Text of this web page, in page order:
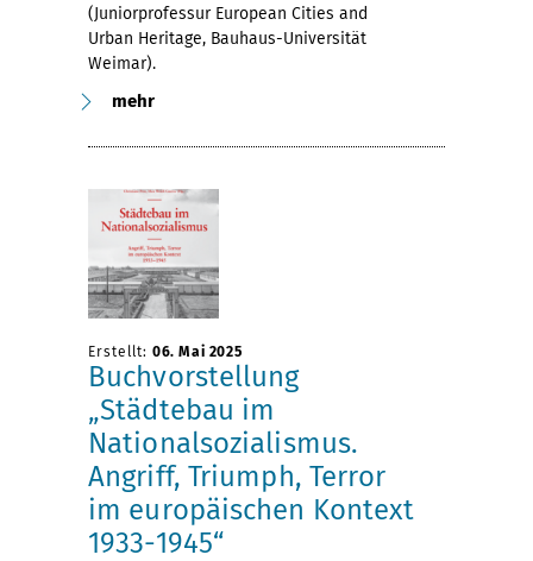
(Juniorprofessur European Cities and
Urban Heritage, Bauhaus-Universität
Weimar).
mehr
Erstellt: 06. Mai 2025
Buchvorstellung
„Städtebau im
Nationalsozialismus.
Angriff, Triumph, Terror
im europäischen Kontext
1933-1945“